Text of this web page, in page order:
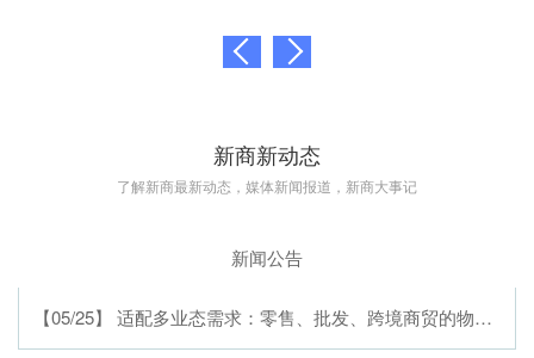
新商新动态
了解新商最新动态，媒体新闻报道，新商大事记
新闻公告
【05/25】 适配多业态需求：零售、批发、跨境商贸的物流软件